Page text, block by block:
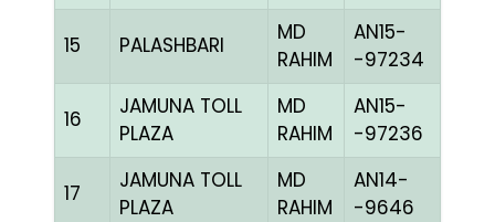
15 PALASHBARI
MD
RAHIM
AN15-
-97234
16
JAMUNA TOLL
PLAZA
MD
RAHIM
AN15-
-97236
17
JAMUNA TOLL
PLAZA
MD
RAHIM
AN14-
-9646